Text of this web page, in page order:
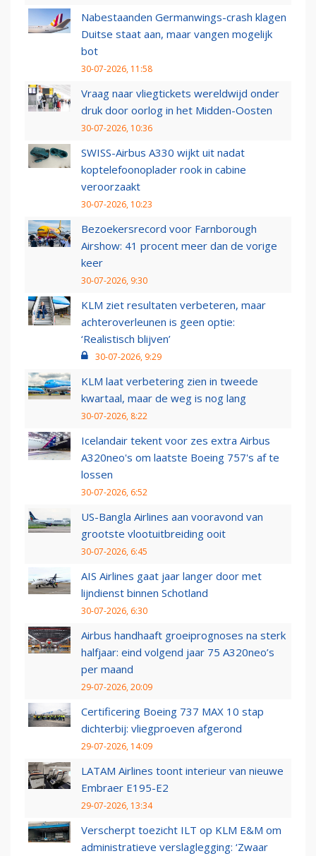
Nabestaanden Germanwings-crash klagen
Duitse staat aan, maar vangen mogelijk
bot
30-07-2026, 11:58
Vraag naar vliegtickets wereldwijd onder
druk door oorlog in het Midden-Oosten
30-07-2026, 10:36
SWISS-Airbus A330 wijkt uit nadat
koptelefoonoplader rook in cabine
veroorzaakt
30-07-2026, 10:23
Bezoekersrecord voor Farnborough
Airshow: 41 procent meer dan de vorige
keer
30-07-2026, 9:30
KLM ziet resultaten verbeteren, maar
achteroverleunen is geen optie:
‘Realistisch blijven’
30-07-2026, 9:29
KLM laat verbetering zien in tweede
kwartaal, maar de weg is nog lang
30-07-2026, 8:22
Icelandair tekent voor zes extra Airbus
A320neo's om laatste Boeing 757's af te
lossen
30-07-2026, 6:52
US-Bangla Airlines aan vooravond van
grootste vlootuitbreiding ooit
30-07-2026, 6:45
AIS Airlines gaat jaar langer door met
lijndienst binnen Schotland
30-07-2026, 6:30
Airbus handhaaft groeiprognoses na sterk
halfjaar: eind volgend jaar 75 A320neo’s
per maand
29-07-2026, 20:09
Certificering Boeing 737 MAX 10 stap
dichterbij: vliegproeven afgerond
29-07-2026, 14:09
LATAM Airlines toont interieur van nieuwe
Embraer E195-E2
29-07-2026, 13:34
Verscherpt toezicht ILT op KLM E&M om
administratieve verslaglegging: ‘Zwaar